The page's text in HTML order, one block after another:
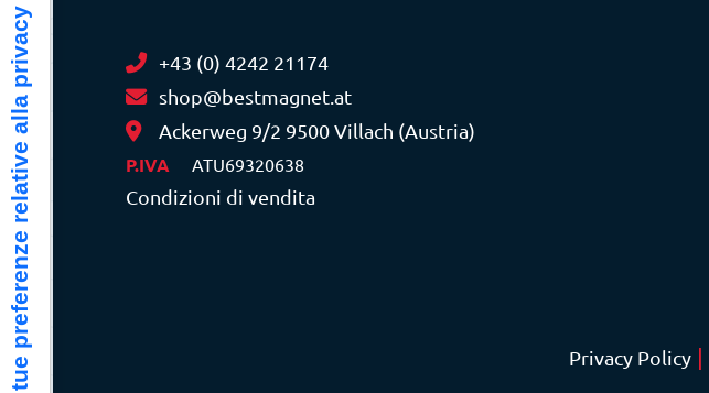
+43 (0) 4242 21174
shop@bestmagnet.at
Ackerweg 9/2 9500 Villach (Austria)
P.IVA ATU69320638
Condizioni di vendita
Privacy Policy
Le tue preferenze relative alla privacy